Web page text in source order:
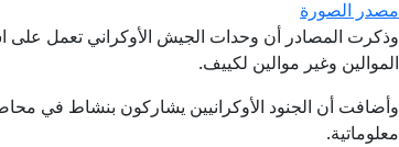
مصدر الصورة
وذكرت المصادر أن وحدات الجيش الأوكراني تعمل على
الموالين وغير موالين لكييف.
وأضافت أن الجنود الأوكرانيين يشاركون بنشاط في
معلوماتية.